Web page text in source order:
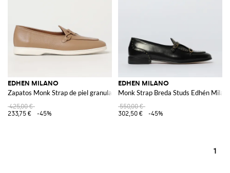
EDHEN MILANO
Zapatos Monk Strap de piel granulada Edhén Milano
425,00 €
233,75 €
-45%
EDHEN MILANO
Monk Strap Breda Studs Edhén
550,00 €
302,50 €
-45%
1